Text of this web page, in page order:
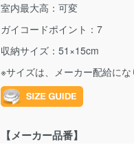
室内最大高：可変
ガイコードポイント：7
収納サイズ：51×15cm
※サイズは、メーカー配給に
【メーカー品番】